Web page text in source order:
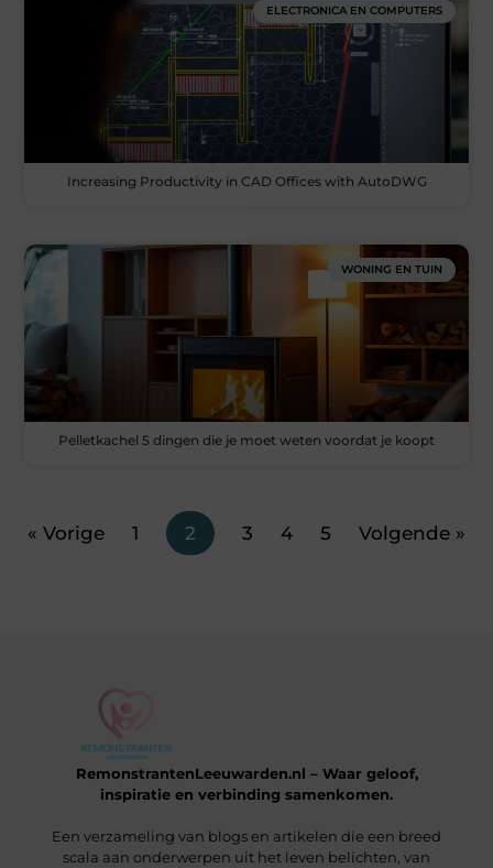
ELECTRONICA EN COMPUTERS
Increasing Productivity in CAD Offices with AutoDWG
WONING EN TUIN
Pelletkachel 5 dingen die je moet weten voordat je koopt
« Vorige 1 2 3 4 5 Volgende »
RemonstrantenLeeuwarden.nl – Waar geloof,
inspiratie en verbinding samenkomen.
Een verzameling van blogs en artikelen die een breed
scala aan onderwerpen uit het leven belichten, van